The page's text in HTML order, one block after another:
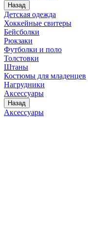
Назад
Детская одежда
Хоккейные свитеры
Бейсболки
Рюкзаки
Футболки и поло
Толстовки
Штаны
Костюмы для младенцев
Нагрудники
Аксессуары
Назад
Аксессуары